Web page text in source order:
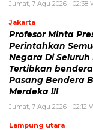
Jumat, 7 Agu 2026 - 02:38
Jakarta
Profesor Minta
Perintahkan
Negara Di
Tertibkan
Pasang Bendera
Merdeka !!!
Jumat, 7 Agu 2026 - 02:12
Lampung utara